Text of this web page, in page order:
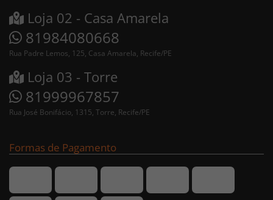
Loja 02 - Casa Amarela
81984080668
Rua Padre Lemos, 125, Casa Amarela, Recife/PE
Loja 03 - Torre
81999967857
Rua José Bonifácio, 1315, Torre, Recife/PE
Formas de Pagamento